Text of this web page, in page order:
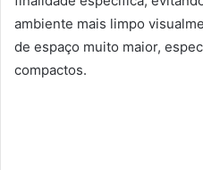
ambiente mais limpo
de espaço muito maior,
compactos.